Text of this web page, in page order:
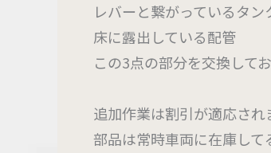
レバーと繋がっているタ
床に露出している
この3点の部分を交換して
追加作業は割引が適応され
部品は常時車両に在庫し